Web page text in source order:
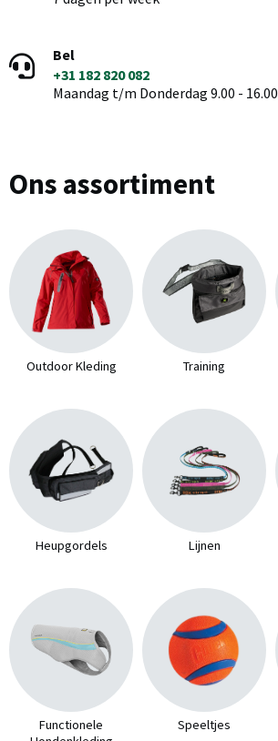
Bel
+31 182 820 082
Maandag t/m Donderdag 9.00 - 16.00
Ons assortiment
Outdoor Kleding Training
Heupgordels Lijnen
Functionele
Speeltjes